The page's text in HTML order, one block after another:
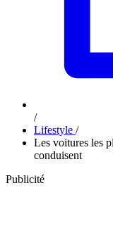
/
Lifestyle /
Les voitures les
conduisent
Publicité